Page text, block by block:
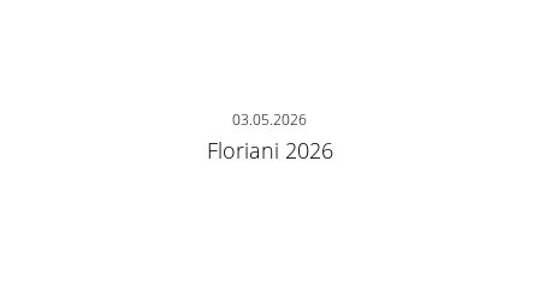
03.05.2026
Floriani 2026